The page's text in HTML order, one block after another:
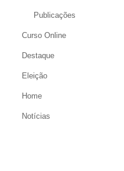
Publicações
Curso Online
Destaque
Eleição
Home
Notícias